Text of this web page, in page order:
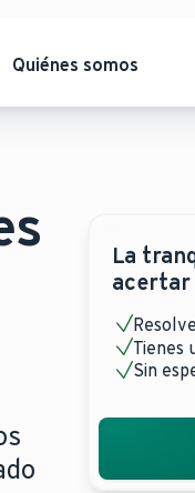
Quiénes somos
La
acertar
Tienes
Sin